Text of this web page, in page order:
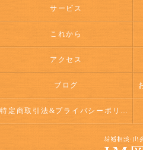
サービス
これから
アクセス
ブログ
特定商取引法&プライバシーポリシー